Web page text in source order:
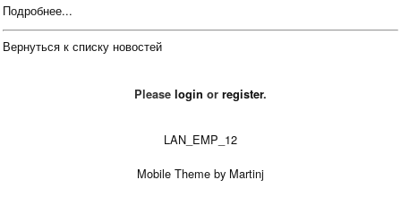
Подробнее...
Вернуться к списку новостей
Please login or register.
LAN_EMP_12
Mobile Theme by Martinj